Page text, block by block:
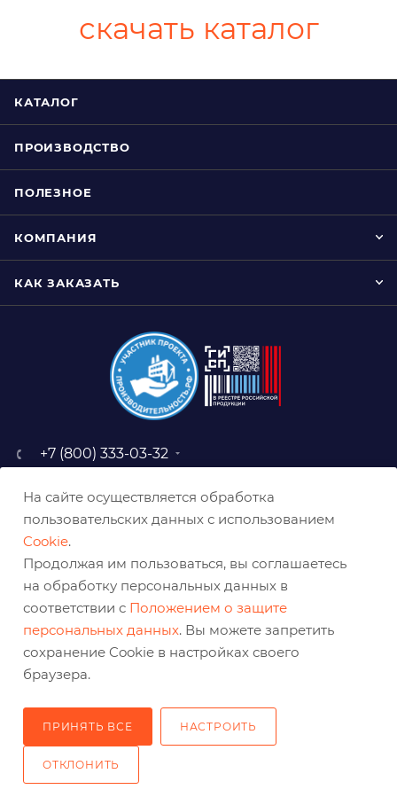
скачать каталог
КАТАЛОГ
ПРОИЗВОДСТВО
ПОЛЕЗНОЕ
КОМПАНИЯ
КАК ЗАКАЗАТЬ
+7 (800) 333-03-32
baz@belabraziv.ru
308009, Россия, г. Белгород,
На сайте осуществляется обработка
пользовательских данных с использованием
Cookie.
Продолжая им пользоваться, вы соглашаетесь
на обработку персональных данных в
соответствии с Положением о защите
персональных данных. Вы можете запретить
сохранение Cookie в настройках своего
браузера.
ПРИНЯТЬ ВСЕ НАСТРОИТЬ
ОТКЛОНИТЬ